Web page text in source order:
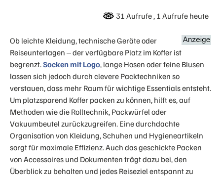
31 Aufrufe , 1 Aufrufe heute
Ob leichte Kleidung, technische Geräte oder
Reiseunterlagen – der verfügbare Platz im Koffer ist
begrenzt.Socken mit Logo, lange Hosen oder feine Blusen
lassen sich jedoch durch clevere Packtechniken so
verstauen, dass mehr Raum für wichtige Essentials entsteht.
Um platzsparend Koffer packen zu können, hilft es, auf
Methoden wie die Rolltechnik, Packwürfel oder
Vakuumbeutel zurückzugreifen. Eine durchdachte
Organisation von Kleidung, Schuhen und Hygieneartikeln
sorgt für maximale Effizienz. Auch das geschickte Packen
von Accessoires und Dokumenten trägt dazu bei, den
Überblick zu behalten und jedes Reiseziel entspannt zu